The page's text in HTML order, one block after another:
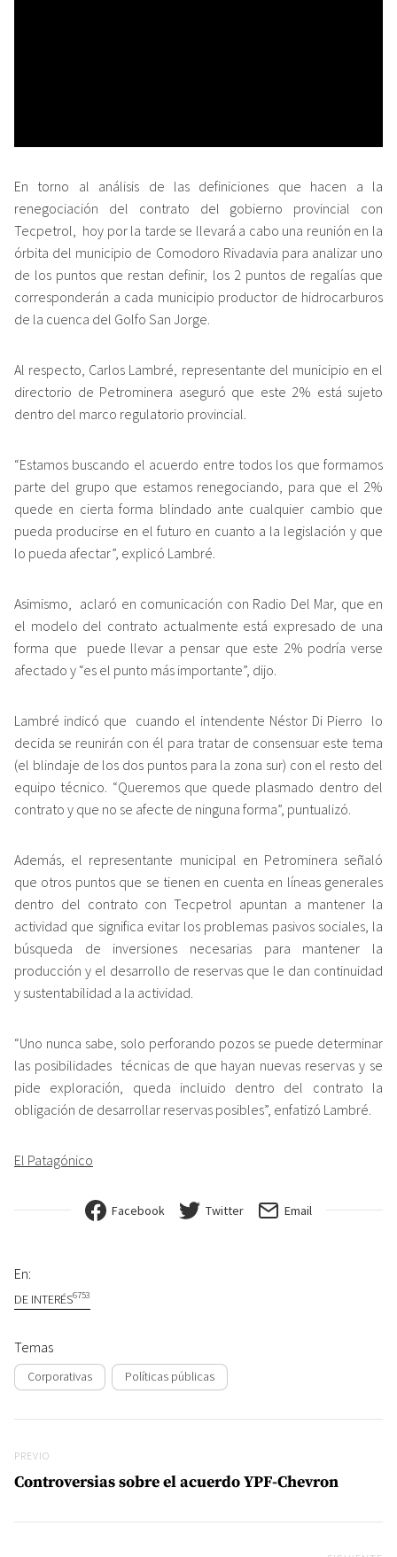
En torno al análisis de las definiciones que hacen a la
renegociación del contrato del gobierno provincial con
Tecpetrol, hoy por la tarde se llevará a cabo una reunión en la
órbita del municipio de Comodoro Rivadavia para analizar uno
de los puntos que restan definir, los 2 puntos de regalías que
corresponderán a cada municipio productor de hidrocarburos
de la cuenca del Golfo San Jorge.
Al respecto, Carlos Lambré, representante del municipio en el
directorio de Petrominera aseguró que este 2% está sujeto
dentro del marco regulatorio provincial.
“Estamos buscando el acuerdo entre todos los que formamos
parte del grupo que estamos renegociando, para que el 2%
quede en cierta forma blindado ante cualquier cambio que
pueda producirse en el futuro en cuanto a la legislación y que
lo pueda afectar”, explicó Lambré.
Asimismo, aclaró en comunicación con Radio Del Mar, que en
el modelo del contrato actualmente está expresado de una
forma que puede llevar a pensar que este 2% podría verse
afectado y “es el punto más importante”, dijo.
Lambré indicó que cuando el intendente Néstor Di Pierro lo
decida se reunirán con él para tratar de consensuar este tema
(el blindaje de los dos puntos para la zona sur) con el resto del
equipo técnico. “Queremos que quede plasmado dentro del
contrato y que no se afecte de ninguna forma”, puntualizó.
Además, el representante municipal en Petrominera señaló
que otros puntos que se tienen en cuenta en líneas generales
dentro del contrato con Tecpetrol apuntan a mantener la
actividad que significa evitar los problemas pasivos sociales, la
búsqueda de inversiones necesarias para mantener la
producción y el desarrollo de reservas que le dan continuidad
y sustentabilidad a la actividad.
“Uno nunca sabe, solo perforando pozos se puede determinar
las posibilidades técnicas de que hayan nuevas reservas y se
pide exploración, queda incluido dentro del contrato la
obligación de desarrollar reservas posibles”, enfatizó Lambré.
El Patagónico
Facebook Twitter Email
En:
DE INTERÉS6753
Temas
Corporativas Políticas públicas
Previo
PREVIO
Controversias sobre el acuerdo YPF-Chevron